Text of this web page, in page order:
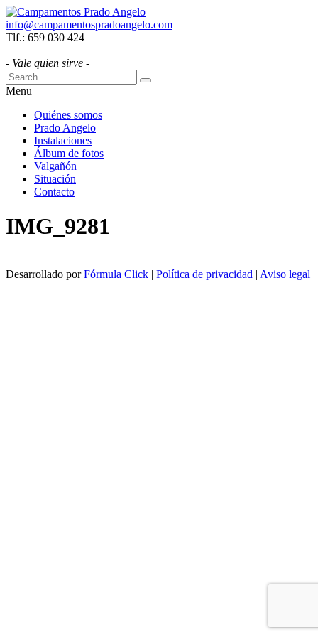
info@campamentospradoangelo.com
Tlf.: 659 030 424
- Vale quien sirve -
Menu
Quiénes somos
Prado Angelo
Instalaciones
Álbum de fotos
Valgañón
Situación
Contacto
IMG_9281
Desarrollado porFórmula Click | Política de privacidad | Aviso legal